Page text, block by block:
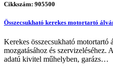
Cikkszám: 905500
Összecsukható kerekes motortartó
Kerekes összecsukható
mozgatásához és
adatú kivitel műhelyben, garázs…